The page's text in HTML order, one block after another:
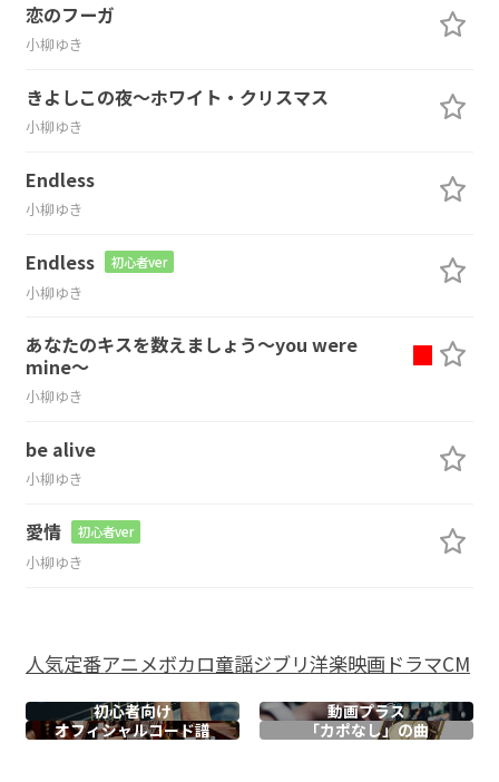
恋のフーガ
小柳ゆき
きよしこの夜～ホワイト・クリスマス
小柳ゆき
Endless
小柳ゆき
Endless 初心者ver
小柳ゆき
あなたのキスを数えましょう～you were
mine～
小柳ゆき
be alive
小柳ゆき
愛情 初心者ver
小柳ゆき
人気定番アニメボカロ童謡ジブリ洋楽映画ドラマCM
初心者向け
動画プラス
オフィシャルコード譜 「カポなし」の曲